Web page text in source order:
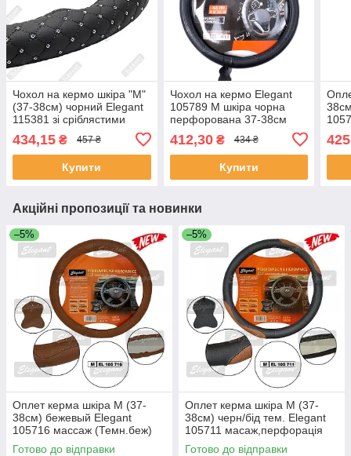
Чохол на кермо шкіра "М"
(37-38см) чорний Elegant
115381 зі сріблястими
434,15 ₴ 457 ₴
Купити
Чохол на кермо Elegant
105789 М шкіра чорна
перфорована 37-38см
412,30₴ 434 ₴
Купити
Акційні пропозиції та новинки
–5%
Оплет керма шкіра М (37-
38см) бежевый Elegant
105716 массаж (Темн.беж)
Готово до відправки
–5%
Оплет керма шкіра М (37-
38см) черн/бід тем. Elegant
105711 масаж,перфорація
(30шт/священ)
Готово до відправки